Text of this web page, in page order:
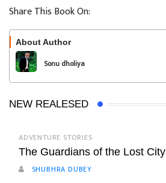
Share This Book On:
About Author
Sonu dholiya
NEW REALESED
ADVENTURE STORIES
The Guardians of the Lost City
SHUBHRA DUBEY